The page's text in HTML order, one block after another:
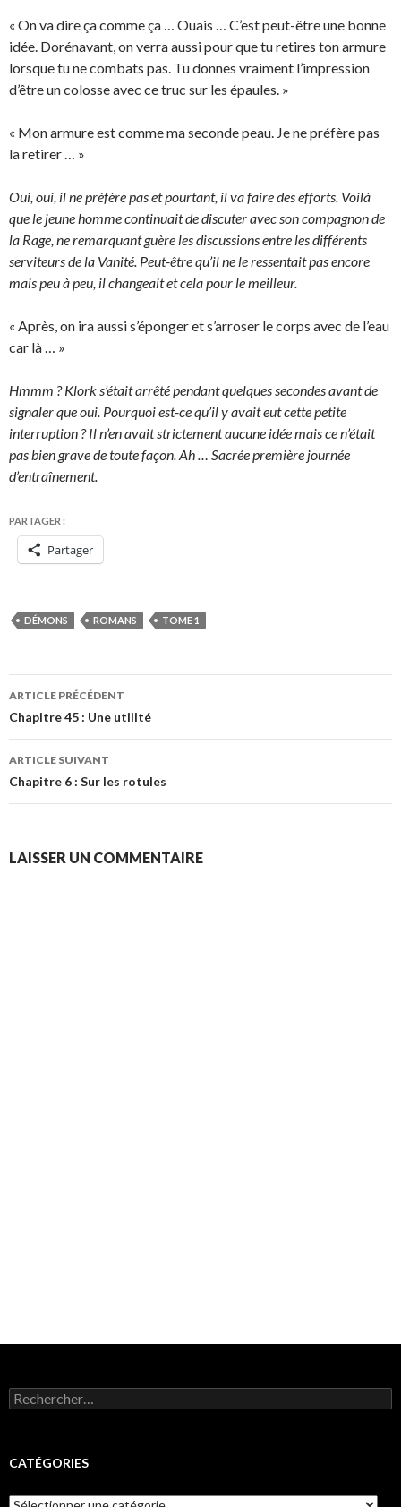
« On va dire ça comme ça … Ouais … C’est peut-être une bonne
idée. Dorénavant, on verra aussi pour que tu retires ton armure
lorsque tu ne combats pas. Tu donnes vraiment l’impression
d’être un colosse avec ce truc sur les épaules. »
« Mon armure est comme ma seconde peau. Je ne préfère pas
la retirer … »
Oui, oui, il ne préfère pas et pourtant, il va faire des efforts. Voilà
que le jeune homme continuait de discuter avec son compagnon de
la Rage, ne remarquant guère les discussions entre les différents
serviteurs de la Vanité. Peut-être qu’il ne le ressentait pas encore
mais peu à peu, il changeait et cela pour le meilleur.
« Après, on ira aussi s’éponger et s’arroser le corps avec de l’eau
car là … »
Hmmm ? Klork s’était arrêté pendant quelques secondes avant de
signaler que oui. Pourquoi est-ce qu’il y avait eut cette petite
interruption ? Il n’en avait strictement aucune idée mais ce n’était
pas bien grave de toute façon. Ah … Sacrée première journée
d’entraînement.
PARTAGER :
Partager
DÉMONS ROMANS TOME 1
Navigation
des
articles
ARTICLE PRÉCÉDENT
Chapitre 45 : Une utilité
ARTICLE SUIVANT
Chapitre 6 : Sur les rotules
LAISSER UN COMMENTAIRE
Rechercher :
CATÉGORIES
Catégories